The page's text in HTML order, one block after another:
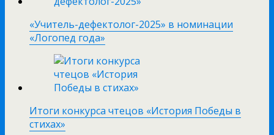
«Учитель-дефектолог-2025» в номинации
«Логопед года»
Итоги конкурса чтецов «История Победы в
стихах»